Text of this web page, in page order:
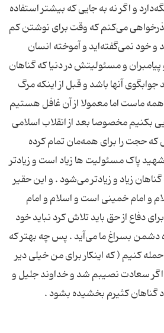
و اگر نه به جایى که بیشتر استفاده
مى‌کنم که وقت براى نوشتن کم
و خود نمى‌گفته‌اید و آموخته انسان
و مسئولیتش در دنیا که گناهان
جوابگوى آنها باشد و قبل از اینکه مرگ
ماست اما معمولا از آن غافل هستیم
بکنیم مخصوصا بعد از انقلاب اسلامى
حجت را براى همه‌مان تمام کرده
پاک مسئولیت ها زیاد است و زیادتر
زیاد و زیادتر مى‌شود . و این حقیر
و امام خمینى است و اسلام و امام
دفاع از حق باید تلاش کرد نباید خود
دشمن بسراغ ما مى‌آید . پس چه بهتر که
کنیم ( که اینکار براى من خیلى دیر
سعادت نصیبم شد و خداوند جلیل و